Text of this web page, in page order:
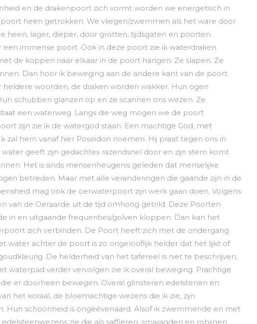
en de drakenpoort zich vormt worden we energetisch in
heen getrokken. We vliegen/zwemmen als het ware door
heen, lager, dieper, door grotten, tijdsgaten en poorten.
een immense poort. Ook in deze poort zie ik waterdraken.
de koppen naar elkaar in de poort hangen. Ze slapen. Ze
Dan hoor ik beweging aan de andere kant van de poort.
heldere woorden, de draken worden wakker. Hun ogen
schubben glanzen op en ze scannen ons wezen. Ze
een waterweg. Langs die weg mogen we de poort
zijn zie ik de watergod staan. Een machtige God, met
zal hem vanaf hier Poseidon noemen. Hij praat tegen ons in
geeft zijn gedachtes razendsnel door en zijn stem komt
Het is sinds mensenheugenis geleden dat menselijke
betreden. Maar met alle veranderingen die gaande zijn in de
mag ook de oerwaterpoort zijn werk gaan doen. Volgens
van de Oeraarde uit de tijd omhoog getrild. Deze Poorten
in en uitgaande frequenties/golven kloppen. Dan kan het
zich verbinden. De Poort heeft zich met de ondergang
water achter de poort is zo ongelooflijk helder dat het lijkt of
De helderheid van het tafereel is niet te beschrijven,
waterpad verder vervolgen zie ik overal beweging. Prachtige
er doorheen bewegen. Overal glinsteren edelstenen en
het koraal, de bloemachtige wezens die ik zie, zijn
Hun schoonheid is ongeëvenaard. Alsof ik zwemmende en met
zie die als saffieren, smaragden en robijnen